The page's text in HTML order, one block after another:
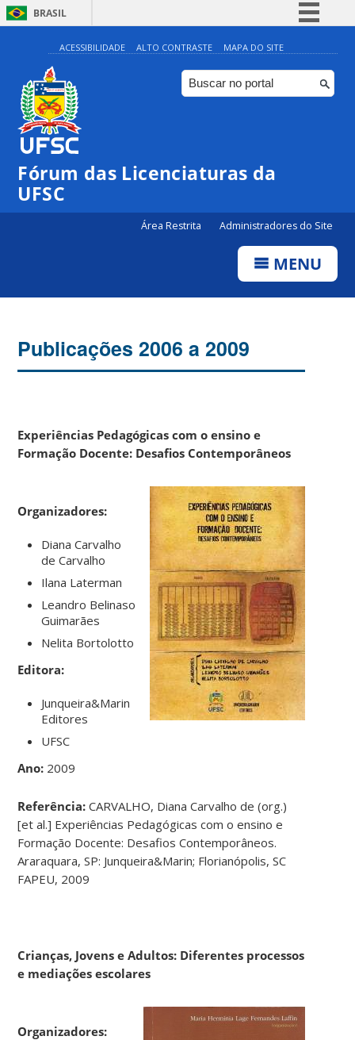
BRASIL
Simplifique!
Comunica BR
Participe
Canais
ACESSIBILIDADE ALTO CONTRASTE MAPA DO SITE
Fórum das Licenciaturas da
UFSC
Área Restrita Administradores do Site
MENU
Publicações 2006 a 2009
Experiências Pedagógicas com o ensino e
Formação Docente: Desafios Contemporâneos
Organizadores:
Diana Carvalho
de Carvalho
Ilana Laterman
Leandro Belinaso
Guimarães
Nelita Bortolotto
Editora:
Junqueira&Marin
Editores
UFSC
Ano: 2009
Referência: CARVALHO, Diana Carvalho de (org.)
[et al.] Experiências Pedagógicas com o ensino e
Formação Docente: Desafios Contemporâneos.
Araraquara, SP: Junqueira&Marin; Florianópolis, SC
FAPEU, 2009
Crianças, Jovens e Adultos: Diferentes processos
e mediações escolares
Organizadores: